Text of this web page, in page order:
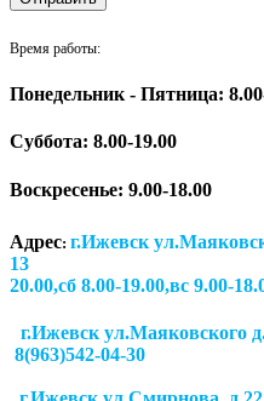
Время работы:
Понедельник - Пятница:
Суббота: 8.00-19.00
Воскресенье: 9.00-18.00
Адрес: г.Ижевск
13 (Пн-
20.00,сб 8.00-19.00,вс 9.00-
г.Ижевск
8(963)542-04-30